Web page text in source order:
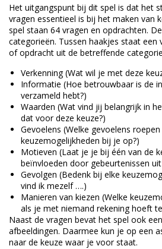
Het uitgangspunt bij dit spel is dat het
vragen essentieel is bij het maken van
spel staan 64 vragen en opdrachten.
categorieën. Tussen haakjes staat een
of opdracht uit de betreffende
Verkenning (Wat wil je met deze
Informatie (Hoe betrouwbaar is de
verzameld hebt?)
Waarden (Wat vind jij belangrijk in
dat voor deze keuze?)
Gevoelens (Welke gevoelens
keuzemogelijkheden bij je op?)
Motieven (Laat je je bij één van de
beïnvloeden door gebeurtenissen
Gevolgen (Bedenk bij elke
vind ik mezelf ….)
Manieren van kiezen (Welke
als je met niemand rekening hoeft
Naast de vragen bevat het spel ook
afbeeldingen. Daarmee kun je op een
naar de keuze waar je voor staat.